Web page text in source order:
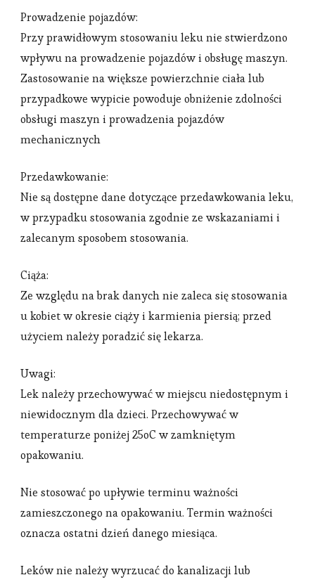
Prowadzenie pojazdów:
Przy prawidłowym stosowaniu leku nie stwierdzono
wpływu na prowadzenie pojazdów i obsługę maszyn.
Zastosowanie na większe powierzchnie ciała lub
przypadkowe wypicie powoduje obniżenie zdolności
obsługi maszyn i prowadzenia pojazdów
mechanicznych
Przedawkowanie:
Nie są dostępne dane dotyczące przedawkowania leku,
w przypadku stosowania zgodnie ze wskazaniami i
zalecanym sposobem stosowania.
Ciąża:
Ze względu na brak danych nie zaleca się stosowania
u kobiet w okresie ciąży i karmienia piersią; przed
użyciem należy poradzić się lekarza.
Uwagi:
Lek należy przechowywać w miejscu niedostępnym i
niewidocznym dla dzieci. Przechowywać w
temperaturze poniżej 25oC w zamkniętym
opakowaniu.
Nie stosować po upływie terminu ważności
zamieszczonego na opakowaniu. Termin ważności
oznacza ostatni dzień danego miesiąca.
Leków nie należy wyrzucać do kanalizacji lub